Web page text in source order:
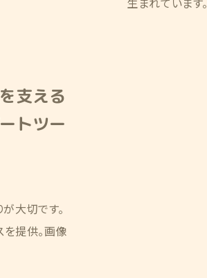
支える
トツー
大切です。
提供。画像